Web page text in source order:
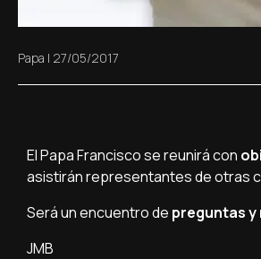
Papa | 27/05/2017
El Papa Francisco se reunirá con
asistirán representantes de otras
Será un encuentro de preguntas
JMB